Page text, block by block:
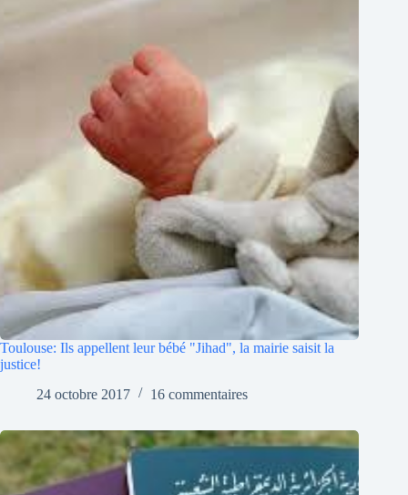
Toulouse: Ils appellent leur bébé "Jihad", la mairie saisit la
justice!
24 octobre 2017
16 commentaires